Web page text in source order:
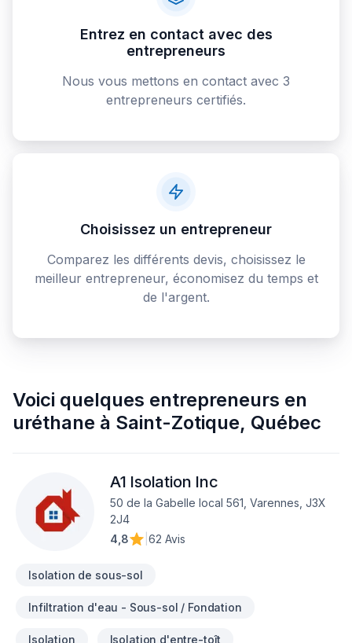
Entrez en contact avec des
entrepreneurs
Nous vous mettons en contact avec 3
entrepreneurs certifiés.
Choisissez un entrepreneur
Comparez les différents devis, choisissez le
meilleur entrepreneur, économisez du temps et
de l'argent.
Voici quelques entrepreneurs en
uréthane à Saint-Zotique, Québec
A1 Isolation Inc
50 de la Gabelle local 561, Varennes, J3X
2J4
4,8
62 Avis
Isolation de sous-sol
Infiltration d'eau - Sous-sol / Fondation
Isolation Isolation d'entre-toît